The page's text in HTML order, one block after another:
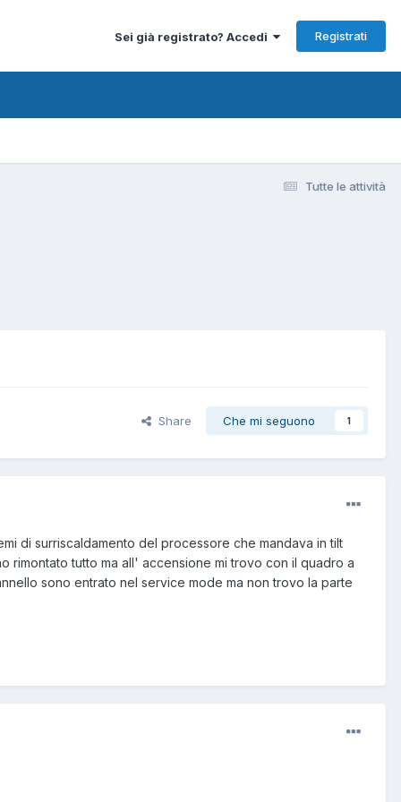
Sei già registrato? Accedi Registrati
Tutte le attività
Share Che mi seguono 1
di surriscaldamento del processore che mandava in tilt
tutto ma all' accensione mi trovo con il quadro a
sono entrato nel service mode ma non trovo la parte